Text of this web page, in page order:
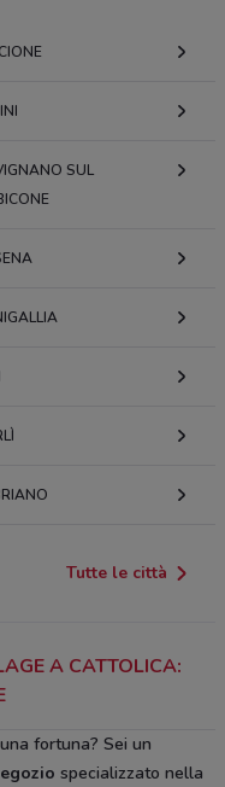
SUL
Tutte le città
A CATTOLICA:
fortuna? Sei un
specializzato nella